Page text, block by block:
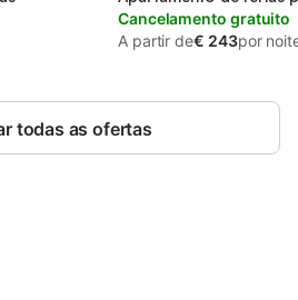
Cancelamento gratuito
A partir de€ 243por
todas as ofertas